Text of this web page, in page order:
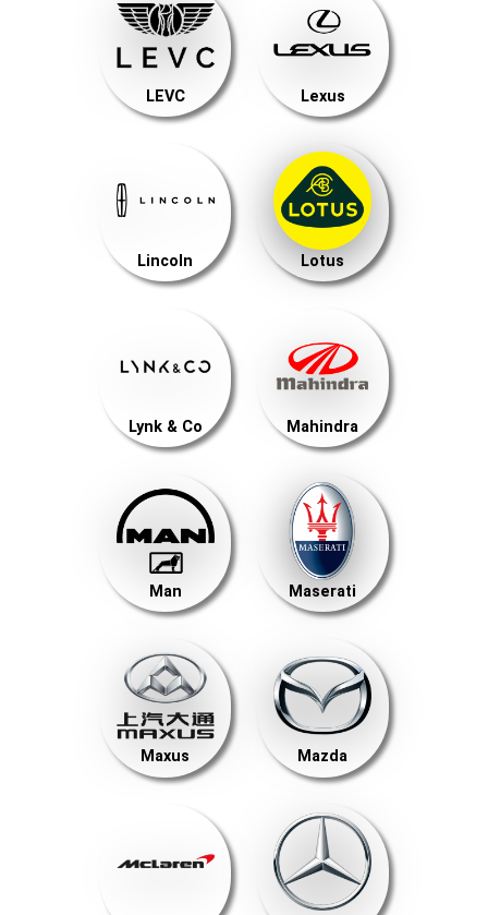
LEVC Lexus
Lincoln Lotus
Lynk & Co Mahindra
Man Maserati
Maxus Mazda